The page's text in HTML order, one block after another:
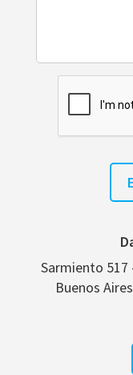
Sarmiento 517
Buenos